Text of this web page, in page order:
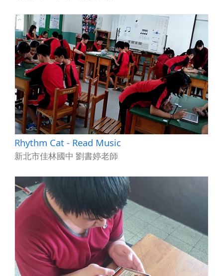
Rhythm Cat - Read Music
新北市佳林國中 劉書婷老師